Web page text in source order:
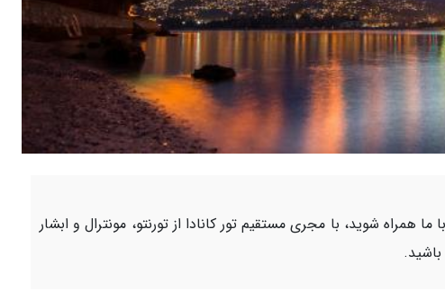
ما همراه شوید، با مجری مستقیم تور کانادا از تورنتو، مونترال و ابشار